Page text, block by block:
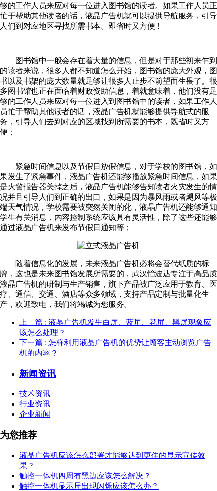
够的工作人员来应对每一位进入图书馆的读者。如果工作人员正
忙于帮助其他读者的话，液晶广告机就可以提供导航服务，引导
人们到对应地区寻找所需书本。即省时又方便！
图书馆中一般会存在着大量的信息，但是对于那些初来乍到
的读者来说，很多人都不知道怎么开始，图书馆的庞大外观，图
书以及书架的庞大数量就足够让很多人止步不前望而生畏了。很
多图书馆也正在面临着财政资助信息，着就意味着，他们没有足
够的工作人员来应对每一位进入到图书馆中的读者，如果工作人
员忙于帮助其他读者的话，液晶广告机就能够提供导航式的服
务，引导人们去到对应的区域找到所需要的书本，既省时又方
便；
紧急时间信息以及节假日放假信息，对于学校的图书馆，如
果发生了紧急事件，液晶广告机还能够播放紧急时间信息，如果
是火警报告器关掉之后，液晶广告机能够告知读者火灾发生的情
况并且引导人们到正确的出口，如果是因为暴风雨或者飓风等极
端天气情况，学校需要被突然关闭的化，液晶广告机还能够通知
学生有关消息，内容控制系统应该具有灵活性，除了这些还能够
通过液晶广告机来发布节假日通知等；
随着信息化的发展，未来液晶广告机必将会替代纸质的标
牌，这也是未来图书馆发展所需要的，武汉怡波达专注于高品质
液晶广告机的研制与生产销售，旗下产品被广泛应用于教育、医
疗、通信、交通、酒店等众多领域，支持产品定制与批量化生
产，欢迎致电，我们将竭诚为您服务。
上一篇 : 液晶广告机发生白屏、蓝屏、花屏、黑屏现象应
该怎么处理？
下一篇 : 怎样利用液晶广告机的优势让顾客主动浏览广告
机的内容？
新闻资讯
技术资讯
行业资讯
企业新闻
为您推荐
液晶广告机应该怎么部署才能够达到更佳的显示宣传效
果？
触控一体机四周有黑边应该怎么解决？
触控一体机显示屏出现闪烁应该怎么办？